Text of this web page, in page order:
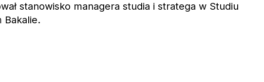
stanowisko managera studia i stratega w Studiu
Bakalie.